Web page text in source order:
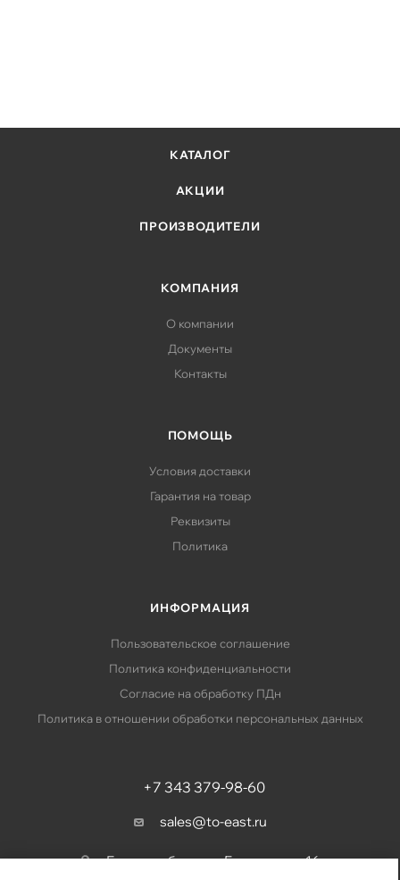
КАТАЛОГ
АКЦИИ
ПРОИЗВОДИТЕЛИ
КОМПАНИЯ
О компании
Документы
Контакты
ПОМОЩЬ
Условия доставки
Гарантия на товар
Реквизиты
Политика
ИНФОРМАЦИЯ
Пользовательское соглашение
Политика конфиденциальности
Согласие на обработку ПДн
Политика в отношении обработки персональных данных
+7 343 379-98-60
sales@to-east.ru
Екатеринбург, ул. Барвинка, д. 16